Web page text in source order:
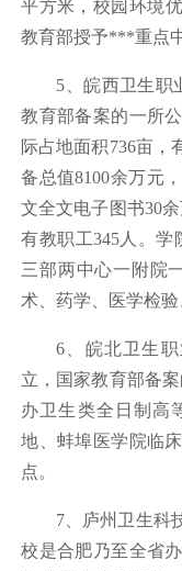
平方米，校园环境
教育部授予***重点
5、皖西卫生职
教育部备案的一所
际占地面积736亩，
备总值8100余万元
文全文电子图书30
有教职工345人。学
三部两中心一附院
术、药学、医学检
6、皖北卫生
立，国家教育部备
办卫生类全日制高
地、蚌埠医学院临
点。
7、庐州卫生科
校是合肥乃至全省